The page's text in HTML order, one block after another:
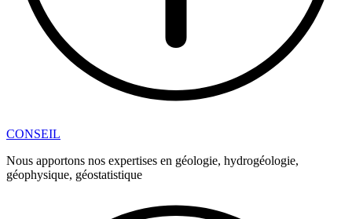
CONSEIL
Nous apportons nos expertises en géologie, hydrogéologie,
géophysique, géostatistique